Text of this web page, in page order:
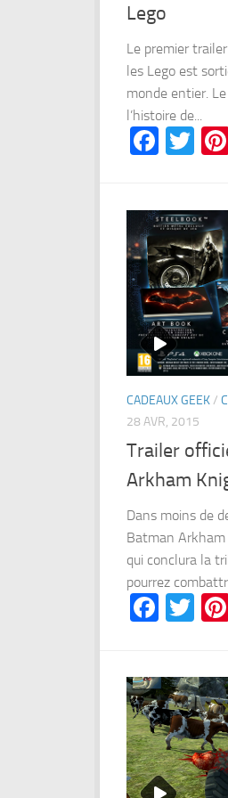
Lego
Le premier
les Lego est
monde entier.
l’histoire de...
CADEAUX GEEK/
28 AVR, 2015
Trailer
Arkham
Dans moins de
Batman
qui conclura la
pourrez